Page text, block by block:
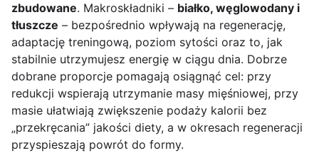
zbudowane. Makroskładniki – białko, węglowodany i
tłuszcze – bezpośrednio wpływają na regenerację,
adaptację treningową, poziom sytości oraz to, jak
stabilnie utrzymujesz energię w ciągu dnia. Dobrze
dobrane proporcje pomagają osiągnąć cel: przy
redukcji wspierają utrzymanie masy mięśniowej, przy
masie ułatwiają zwiększenie podaży kalorii bez
„przekręcania” jakości diety, a w okresach regeneracji
przyspieszają powrót do formy.